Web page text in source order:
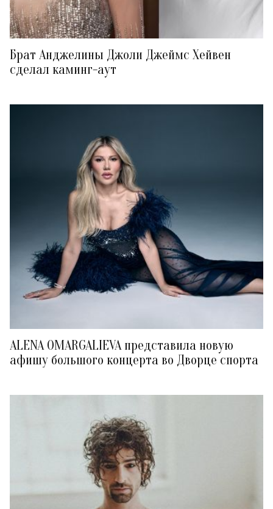
Брат Анджелины Джоли Джеймс Хейвен
сделал каминг-аут
ALENA OMARGALIEVA представила новую
афишу большого концерта во Дворце спорта